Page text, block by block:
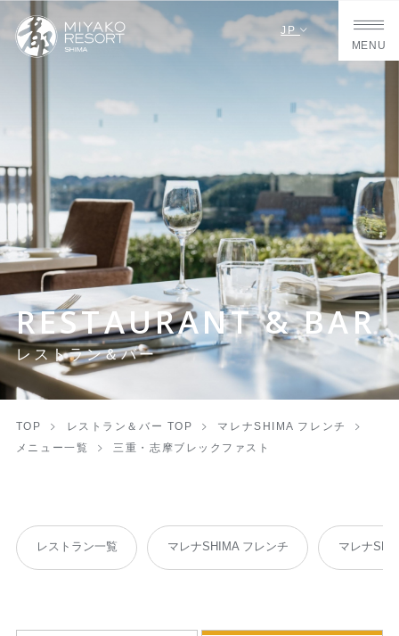
JP
MENU
RESTAURANT & BAR
レストラン＆バー
TOP レストラン＆バー TOP
マレナSHIMA フレンチ
メニュー一覧
三重・志摩ブレックファスト
レストラン一覧 マレナSHIMA フレンチ マレナ